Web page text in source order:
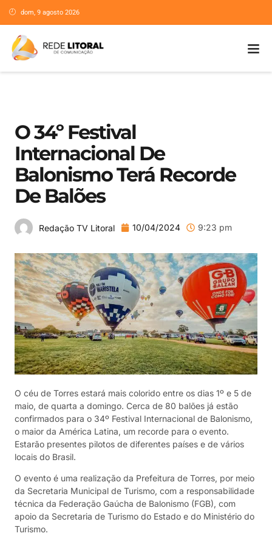
dom, 9 agosto 2026
O 34º Festival
Internacional De
Balonismo Terá Recorde
De Balões
Redação TV Litoral 10/04/2024 9:23 pm
O céu de Torres estará mais colorido entre os dias 1º e 5 de
maio, de quarta a domingo. Cerca de 80 balões já estão
confirmados para o 34º Festival Internacional de Balonismo,
o maior da América Latina, um recorde para o evento.
Estarão presentes pilotos de diferentes países e de vários
locais do Brasil.
O evento é uma realização da Prefeitura de Torres, por meio
da Secretaria Municipal de Turismo, com a responsabilidade
técnica da Federação Gaúcha de Balonismo (FGB), com
apoio da Secretaria de Turismo do Estado e do Ministério do
Turismo.